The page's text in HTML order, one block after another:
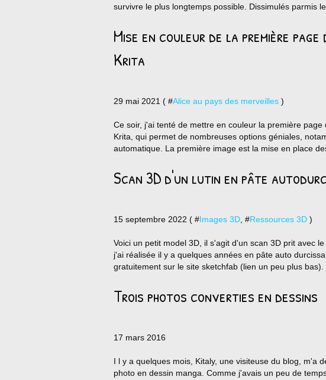
survivre le plus longtemps possible. Dissimulés parmis
Mise en couleur de la première
Krita
29 mai 2021 ( #Alice au pays des merveilles )
Ce soir, j'ai tenté de mettre en couleur la première
Krita, qui permet de nombreuses options géniales,
automatique. La première image est la mise en place
Scan 3D d'un lutin en pâte
15 septembre 2022 ( #Images 3D , #Ressources 3D )
Voici un petit model 3D, il s'agit d'un scan 3D prit avec
j'ai réalisée il y a quelques années en pâte auto
gratuitement sur le site sketchfab (lien un peu plus bas).
Trois photos converties en dessins
17 mars 2016
I l y a quelques mois, Kitaly, une visiteuse du blog, m'a
photo en dessin manga. Comme j'avais un peu de